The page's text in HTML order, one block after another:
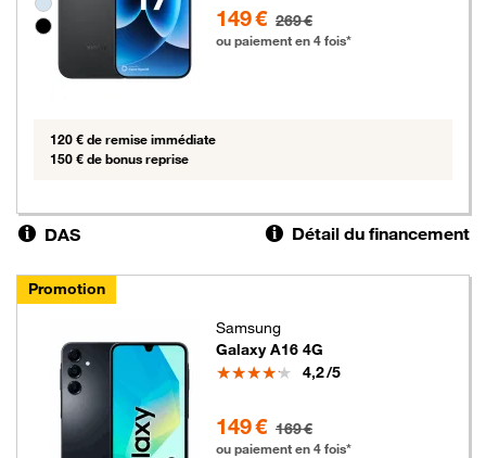
149 € 269 €
ou paiement en 4 fois*
120 € de remise immédiate
150 € de bonus reprise
DAS Détail du financement
Promotion
Samsung
Galaxy A16 4G
Note
4,2/5
149 € 169 €
ou paiement en 4 fois*